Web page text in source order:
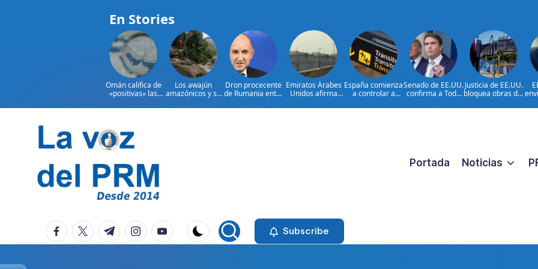
En Stories
Omán califica de
«positivas» las
con Irán
Los awajún
amazónicos y su
olvido
Dron procecente
de Rumania entra
estalla
Emiratos Árabes
Unidos afirma
petrolero en
España comienza
a controlar a
procedentes de
Senado de EE.UU.
confirma a Todd
fiscal general
Justicia de EE.UU.
bloquea obras del
Trump
contenido
eVoz
Del
Portada Noticias
facebook.com
twitter.com
t.me instagram.com
youtube.com Subscribe